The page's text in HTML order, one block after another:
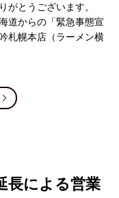
がとうございます。
道からの「緊急事態宣
札幌本店（ラーメン横
長による営業